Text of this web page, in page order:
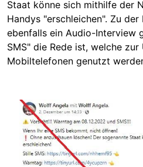
Staat könne sich mithilfe der
Handys "erschleichen". Zu
ebenfalls ein Audio-Interview
SMS" die Rede ist, welche
Mobiltelefonen genutzt
Image